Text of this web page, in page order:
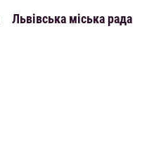
Львівська міська рада